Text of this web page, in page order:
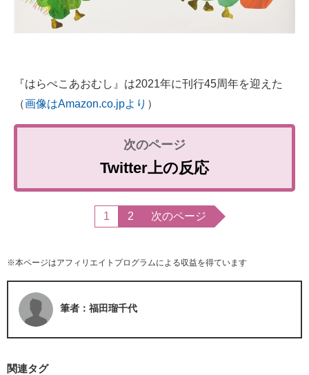
『はらぺこあおむし』は2021年に刊行45周年を迎えた
（画像はAmazon.co.jpより ）
Twitter上の反応
1 2 次のページ
※本ページはアフィリエイトプログラムによる収益を得ています
筆者：福田瑠千代
関連タグ